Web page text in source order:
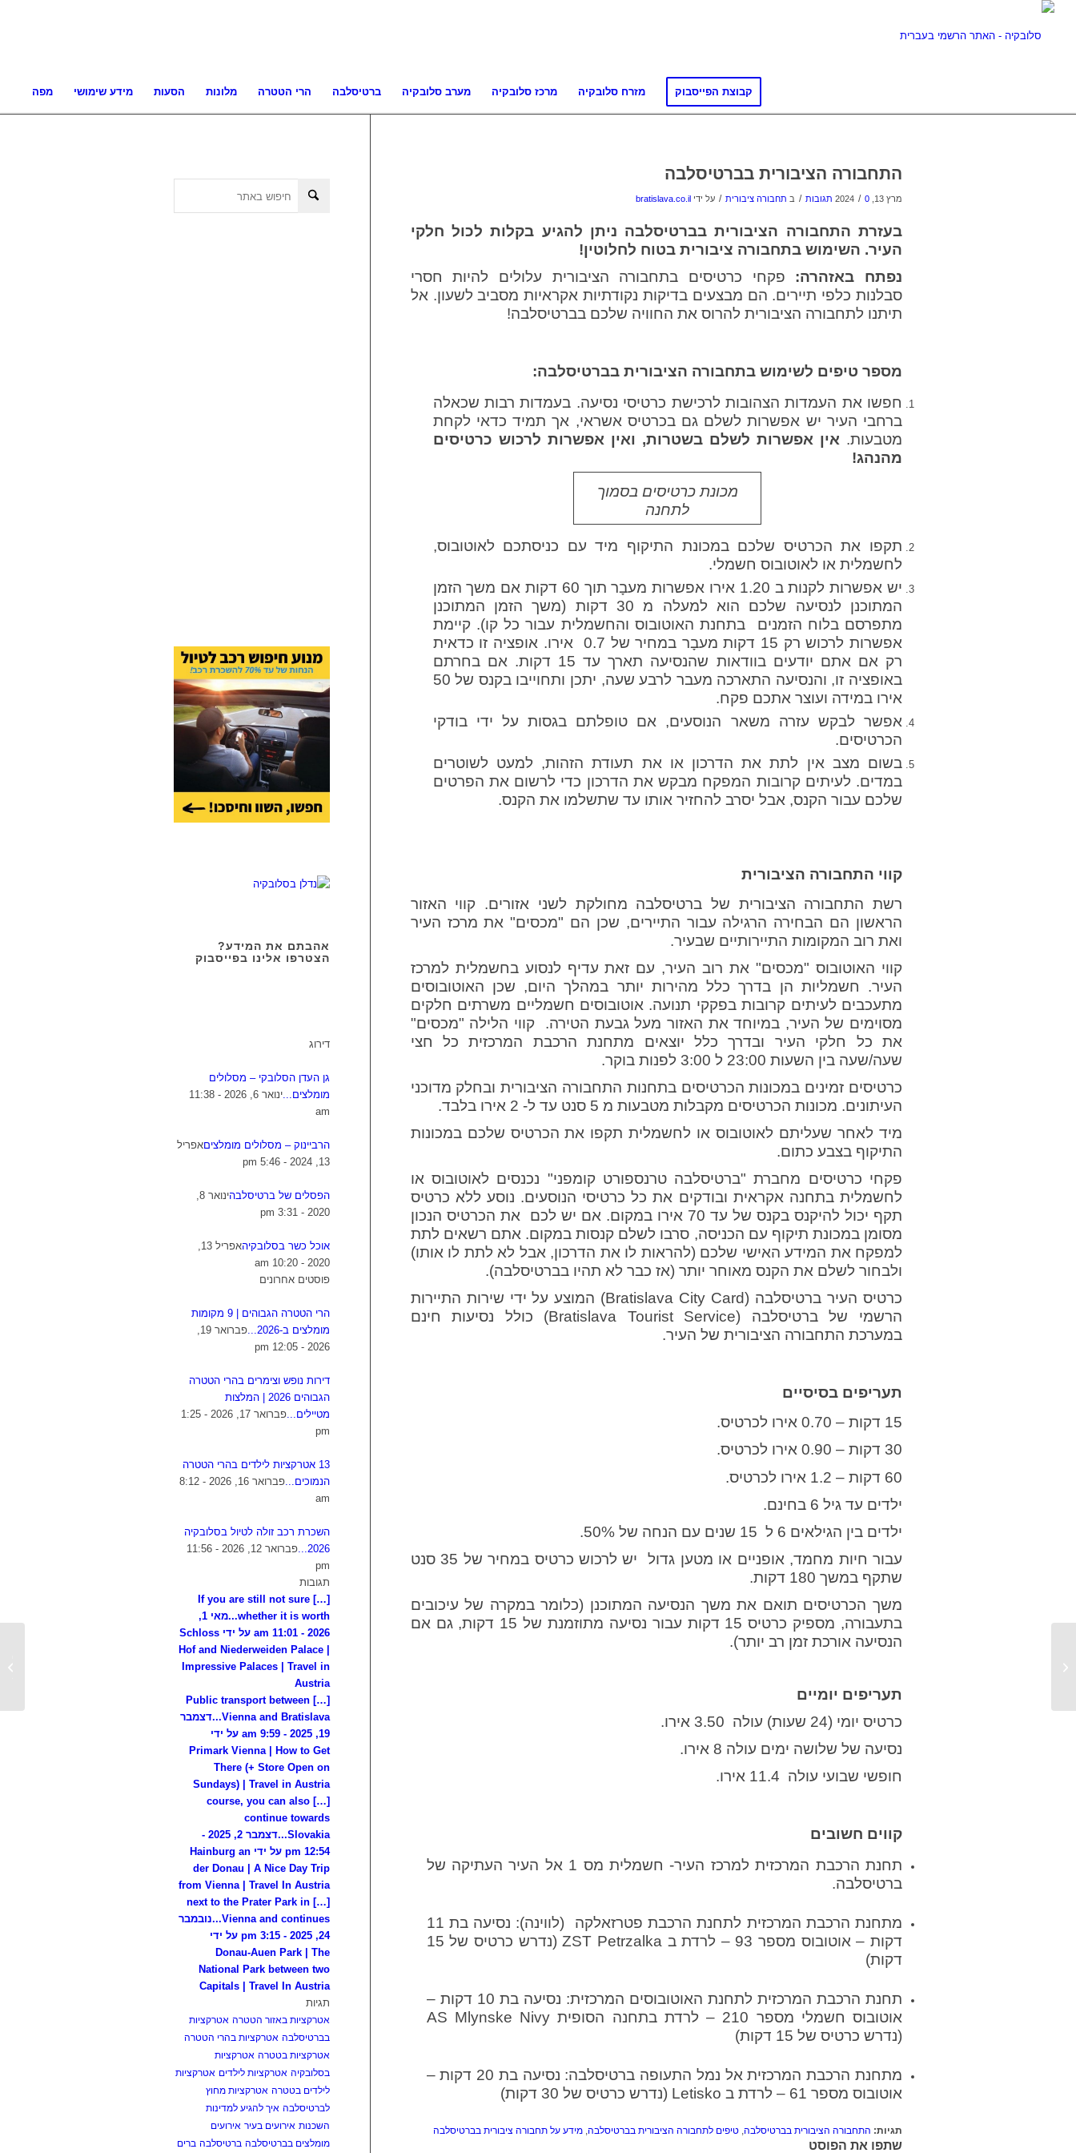
מפה מידע שימושי הסעות מלונות הרי הטטרה ברטיסלבה מערב סלובקיה מרכז סלובקיה מזרח סלובקיה קבוצת הפייסבוק
התחבורה הציבורית בברטיסלבה
מרץ 13, 2024 / 0 תגובות / ב תחבורה ציבורית / על ידי bratislava.co.il
בעזרת התחבורה הציבורית בברטיסלבה ניתן להגיע בקלות לכול חלקי
העיר. השימוש בתחבורה ציבורית בטוח לחלוטין!
נפתח באזהרה: פקחי כרטיסים בתחבורה הציבורית עלולים להיות חסרי
סבלנות כלפי תיירים. הם מבצעים בדיקות נקודתיות אקראיות מסביב לשעון. אל
תיתנו לתחבורה הציבורית להרוס את החוויה שלכם בברטיסלבה!
מספר טיפים לשימוש בתחבורה הציבורית בברטיסלבה:
חפשו את העמדות הצהובות לרכישת כרטיסי נסיעה. בעמדות רבות שכאלה
ברחבי העיר יש אפשרות לשלם גם בכרטיס אשראי, אך תמיד כדאי לקחת
מטבעות. אין אפשרות לשלם בשטרות, ואין אפשרות לרכוש כרטיסים
מהנהג!
מכונת כרטיסים בסמוך
לתחנה
תקפו את הכרטיס שלכם במכונת התיקוף מיד עם כניסתכם לאוטובוס,
לחשמלית או לאוטובוס חשמלי.
יש אפשרות לקנות ב 1.20 אירו אפשרות מעבָר תוך 60 דקות אם משך הזמן
המתוכנן לנסיעה שלכם הוא למעלה מ 30 דקות (משך הזמן המתוכנן
מתפרסם בלוח הזמנים בתחנת האוטובוס והחשמלית עבור כל קו). קיימת
אפשרות לרכוש רק 15 דקות מעבָר במחיר של 0.7 אירו. אופציה זו כדאית
רק אם אתם יודעים בוודאות שהנסיעה תארך עד 15 דקות. אם בחרתם
באופציה זו, והנסיעה התארכה מעבר לרבע שעה, יתכן ותחוייבו בקנס של 50
אירו במידה ועוצר אתכם פקח.
אפשר לבקש עזרה משאר הנוסעים, אם טופלתם בגסות על ידי בודקי
הכרטיסים.
בשום מצב אין לתת את הדרכון או את תעודת הזהות, למעט לשוטרים
במדים. לעיתים קרובות המפקח מבקש את הדרכון כדי לרשום את הפרטים
שלכם עבור הקנס, אבל יסרב להחזיר אותו עד שתשלמו את הקנס.
קווי התחבורה הציבורית
רשת התחבורה הציבורית של ברטיסלבה מחולקת לשני אזורים. קווי האזור
הראשון הם הבחירה הרגילה עבור התיירים, שכן הם "מכסים" את מרכז העיר
ואת רוב המקומות התיירותיים שבעיר.
קווי האוטובוס "מכסים" את רוב העיר, עם זאת עדיף לנסוע בחשמלית למרכז
העיר. חשמליות הן בדרך כלל מהירות יותר במהלך היום, שכן האוטובוסים
מתעכבים לעיתים קרובות בפקקי תנועה. אוטובוסים חשמליים משרתים חלקים
מסוימים של העיר, במיוחד את האזור מעל גבעת הטירה. קווי הלילה "מכסים"
את כל חלקי העיר ובדרך כלל יוצאים מתחנת הרכבת המרכזית כל חצי
שעה/שעה בין השעות 23:00 ל 3:00 לפנות בוקר.
כרטיסים זמינים במכונות הכרטיסים בתחנות התחבורה הציבורית ובחלק מדוכני
העיתונים. מכונות הכרטיסים מקבלות מטבעות מ 5 סנט עד ל- 2 אירו בלבד.
מיד לאחר שעליתם לאוטובוס או לחשמלית תקפו את הכרטיס שלכם במכונות
התיקוף בצבע כתום.
פקחי כרטיסים מחברת "ברטיסלבה טרנספורט קומפני" נכנסים לאוטובוס או
לחשמלית בתחנה אקראית ובודקים את כל כרטיסי הנוסעים. נוסע ללא כרטיס
תקף יכול להיקנס בקנס של עד 70 אירו במקום. אם יש לכם את הכרטיס הנכון
מסומן במכונת תיקוף עם הכניסה, סרבו לשלם קנסות במקום. אתם רשאים לתת
למפקח את המידע האישי שלכם (להראות לו את הדרכון, אבל לא לתת לו אותו)
ולבחור לשלם את הקנס מאוחר יותר (אז כבר לא תהיו בברטיסלבה).
כרטיס העיר ברטיסלבה (Bratislava City Card) המוצע על ידי שירות התיירות
הרשמי של ברטיסלבה (Bratislava Tourist Service) כולל נסיעות חינם
במערכת התחבורה הציבורית של העיר.
תעריפים בסיסיים
15 דקות – 0.70 אירו לכרטיס.
30 דקות – 0.90 אירו לכרטיס.
60 דקות – 1.2 אירו לכרטיס.
ילדים עד גיל 6 בחינם.
ילדים בין הגילאים 6 ל 15 שנים עם הנחה של 50%.
עבור חיות מחמד, אופניים או מטען גדול יש לרכוש כרטיס במחיר של 35 סנט
שתקף במשך 180 דקות.
משך הכרטיסים תואם את משך הנסיעה המתוכנן (כלומר במקרה של עיכובים
בתעבורה, מספיק כרטיס 15 דקות עבור נסיעה מתוזמנת של 15 דקות, גם אם
הנסיעה אורכת זמן רב יותר).
תעריפים יומיים
כרטיס יומי (24 שעות) עולה 3.50 אירו.
נסיעה של שלושה ימים עולה 8 אירו.
חופשי שבועי עולה 11.4 אירו.
קווים חשובים
תחנת הרכבת המרכזית למרכז העיר- חשמלית מס 1 אל העיר העתיקה של
ברטיסלבה.
מתחנת הרכבת המרכזית לתחנת הרכבת פטרזאלקה (לווינה): נסיעה בת 11
דקות – אוטובוס מספר 93 – לרדת ב ZST Petrzalka (נדרש כרטיס של 15
דקות)
תחנת הרכבת המרכזית לתחנת האוטובוסים המרכזית: נסיעה בת 10 דקות –
אוטובוס חשמלי מספר 210 – לרדת בתחנה הסופית AS Mlynske Nivy
(נדרש כרטיס של 15 דקות)
מתחנת הרכבת המרכזית אל נמל התעופה ברטיסלבה: נסיעה בת 20 דקות –
אוטובוס מספר 61 – לרדת ב Letisko (נדרש כרטיס של 30 דקות)
תגיות: התחבורה הציבורית בברטיסלבה טיפים לתחבורה הציבורית בברטיסלבה מידע על תחבורה ציבורית בברטיסלבה
שתפו את הפוסט
אהבתם את המידע?
הצטרפו אלינו בפייסבוק
דירוג
גן העדן הסלובקי – מסלולים
מומלצים...
ינואר 6, 2026 - 11:38
am
הרביינוק – מסלולים מומלציםאפריל
13, 2024 - 5:46 pm
הפסלים של ברטיסלבה
2020 - 3:31 pm
אוכל כשר בסלובקיה
2020 - 10:20 am
פוסטים אחרונים
הרי הטטרה הגבוהים | 9 מקומות
מומלצים ב-2026...
2026 - 12:05 pm
דירות נופש וצימרים בהרי הטטרה
הגבוהים 2026 | המלצות
מטיילים...
פברואר 17, 2026 - 1:25
pm
13 אטרקציות לילדים בהרי הטטרה
הנמוכים...
פברואר 16, 2026 - 8:12
am
השכרת רכב זולה לטיול בסלובקיה
2026...
פברואר 12, 2026 - 11:56
pm
תגובות
[…] If you are still not sure
whether it is worth...
מאי 1,
2026 - 11:01 am על ידי Schloss
Hof and Niederweiden Palace |
Impressive Palaces | Travel in
Austria
[…] Public transport between
Vienna and Bratislava...
דצמבר
19, 2025 - 9:59 am על ידי
Primark Vienna | How to Get
There (+ Store Open on
Sundays) | Travel in Austria
[…] course, you can also
continue towards
Slovakia...
דצמבר 2, 2025 -
12:54 pm על ידי Hainburg an
der Donau | A Nice Day Trip
from Vienna | Travel In Austria
[…] next to the Prater Park in
Vienna and continues...
נובמבר
24, 2025 - 3:15 pm על ידי
Donau-Auen Park | The
National Park between two
Capitals | Travel In Austria
תגיות
אטרקציות באזור הטטרה אטרקציות
בברטיסלבה אטרקציות בהרי הטטרה
אטרקציות בטטרה אטרקציות
בסלובקיה אטרקציות לילדים אטרקציות
לילדים בטטרה אטרקציות מחוץ
לברטיסלבה איך להגיע למדינות
השכנות אירועים בעיר אירועים
מומלצים בברטיסלבה ברטיסלבה ברים